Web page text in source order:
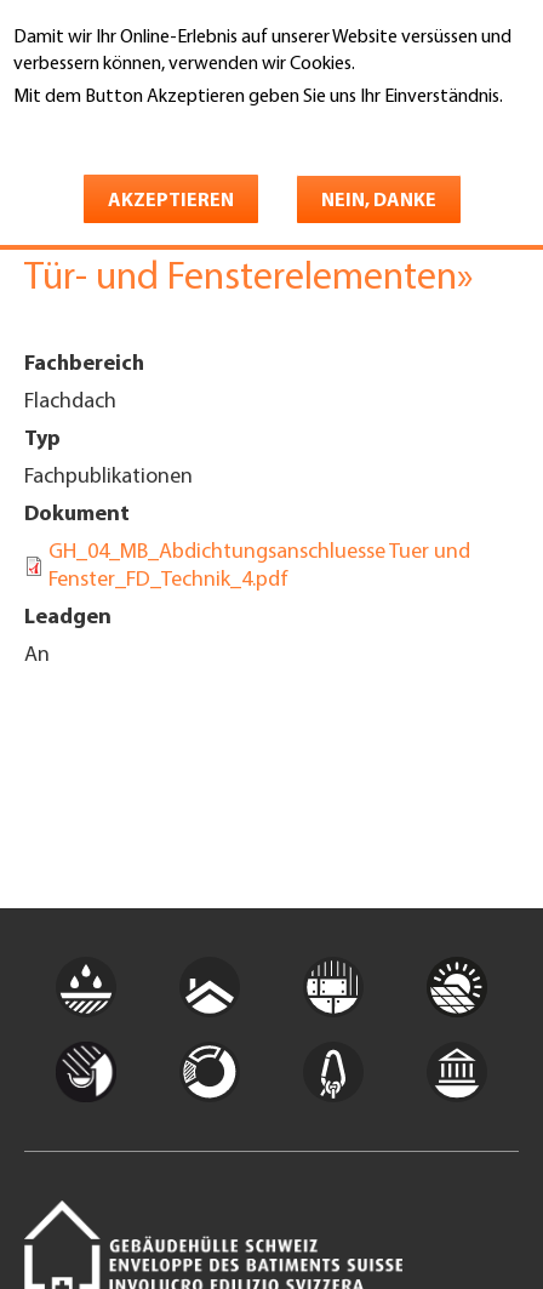
Damit wir Ihr Online-Erlebnis auf unserer Website versüssen und
verbessern können, verwenden wir Cookies.
Mit dem Button Akzeptieren geben Sie uns Ihr Einverständnis.
AKZEPTIEREN NEIN, DANKE
zum
Inhalt
Merkblatt
«Abdichtungsanschlüsse an
Tür- und Fensterelementen»
Fachbereich
Flachdach
Typ
Fachpublikationen
Dokument
GH_04_MB_Abdichtungsanschluesse Tuer und
Fenster_FD_Technik_4.pdf
Leadgen
An